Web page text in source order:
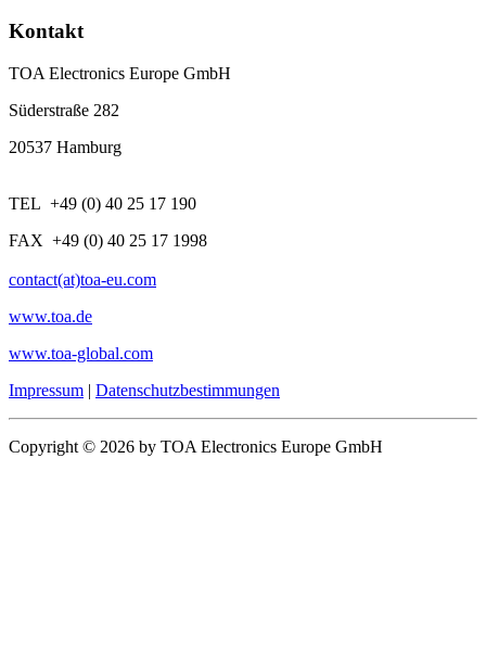
Kontakt
TOA Electronics Europe GmbH
Süderstraße 282
20537 Hamburg
TEL +49 (0) 40 25 17 190
FAX +49 (0) 40 25 17 1998
contact(at)toa-eu.com
www.toa.de
www.toa-global.com
Impressum | Datenschutzbestimmungen
Copyright © 2026 by TOA Electronics Europe GmbH